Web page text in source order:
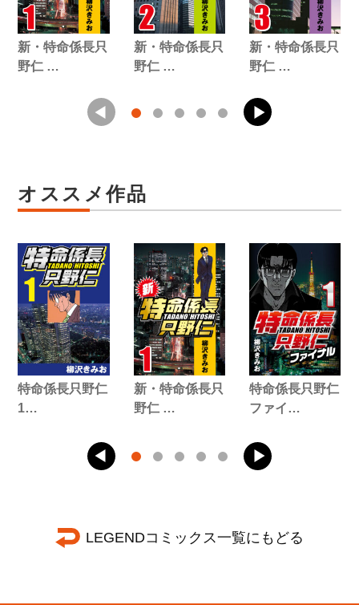
新・特命係長只
野仁 …
新・特命係長只
野仁 …
新・特命係長只
野仁 …
オススメ作品
特命係長只野仁
1…
新・特命係長只
野仁 …
特命係長只野仁
ファイ…
LEGENDコミックス一覧にもどる